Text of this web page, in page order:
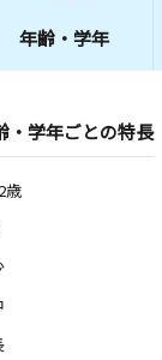
年齢・学年
・学年ごとの特長
歳